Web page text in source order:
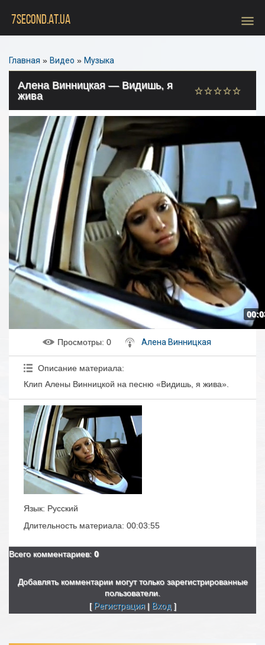
7SECOND.AT.UA menu
Главная » Видео » Музыка
Алена Винницкая — Видишь, я
жива
Просмотры: 0 Алена Винницкая
Описание материала:
Клип Алены Винницкой на песню «Видишь, я жива».
Язык: Русский
Длительность материала: 00:03:55
Всего комментариев: 0
Добавлять комментарии могут только зарегистрированные
пользователи.
[ Регистрация| Вход ]